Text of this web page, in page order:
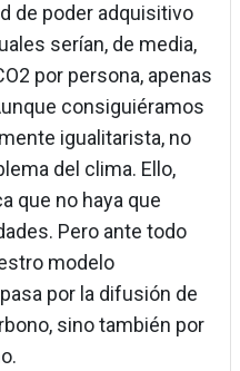
de poder adquisitivo
serían, de media,
por persona, apenas
consiguiéramos
igualitarista, no
del clima. Ello,
que no haya que
Pero ante todo
modelo
por la difusión de
sino también por